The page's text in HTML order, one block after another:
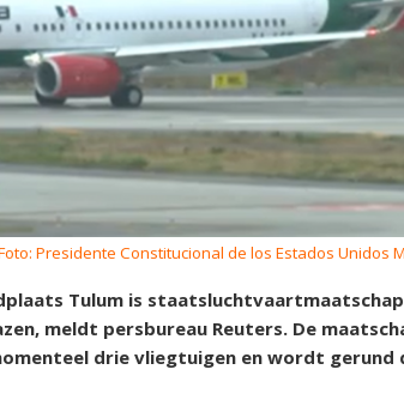
Presidente Constitucional de los Estados Unidos
Tulum is
meldt persbureau Reuters. De
drie vliegtuigen en wordt gerund